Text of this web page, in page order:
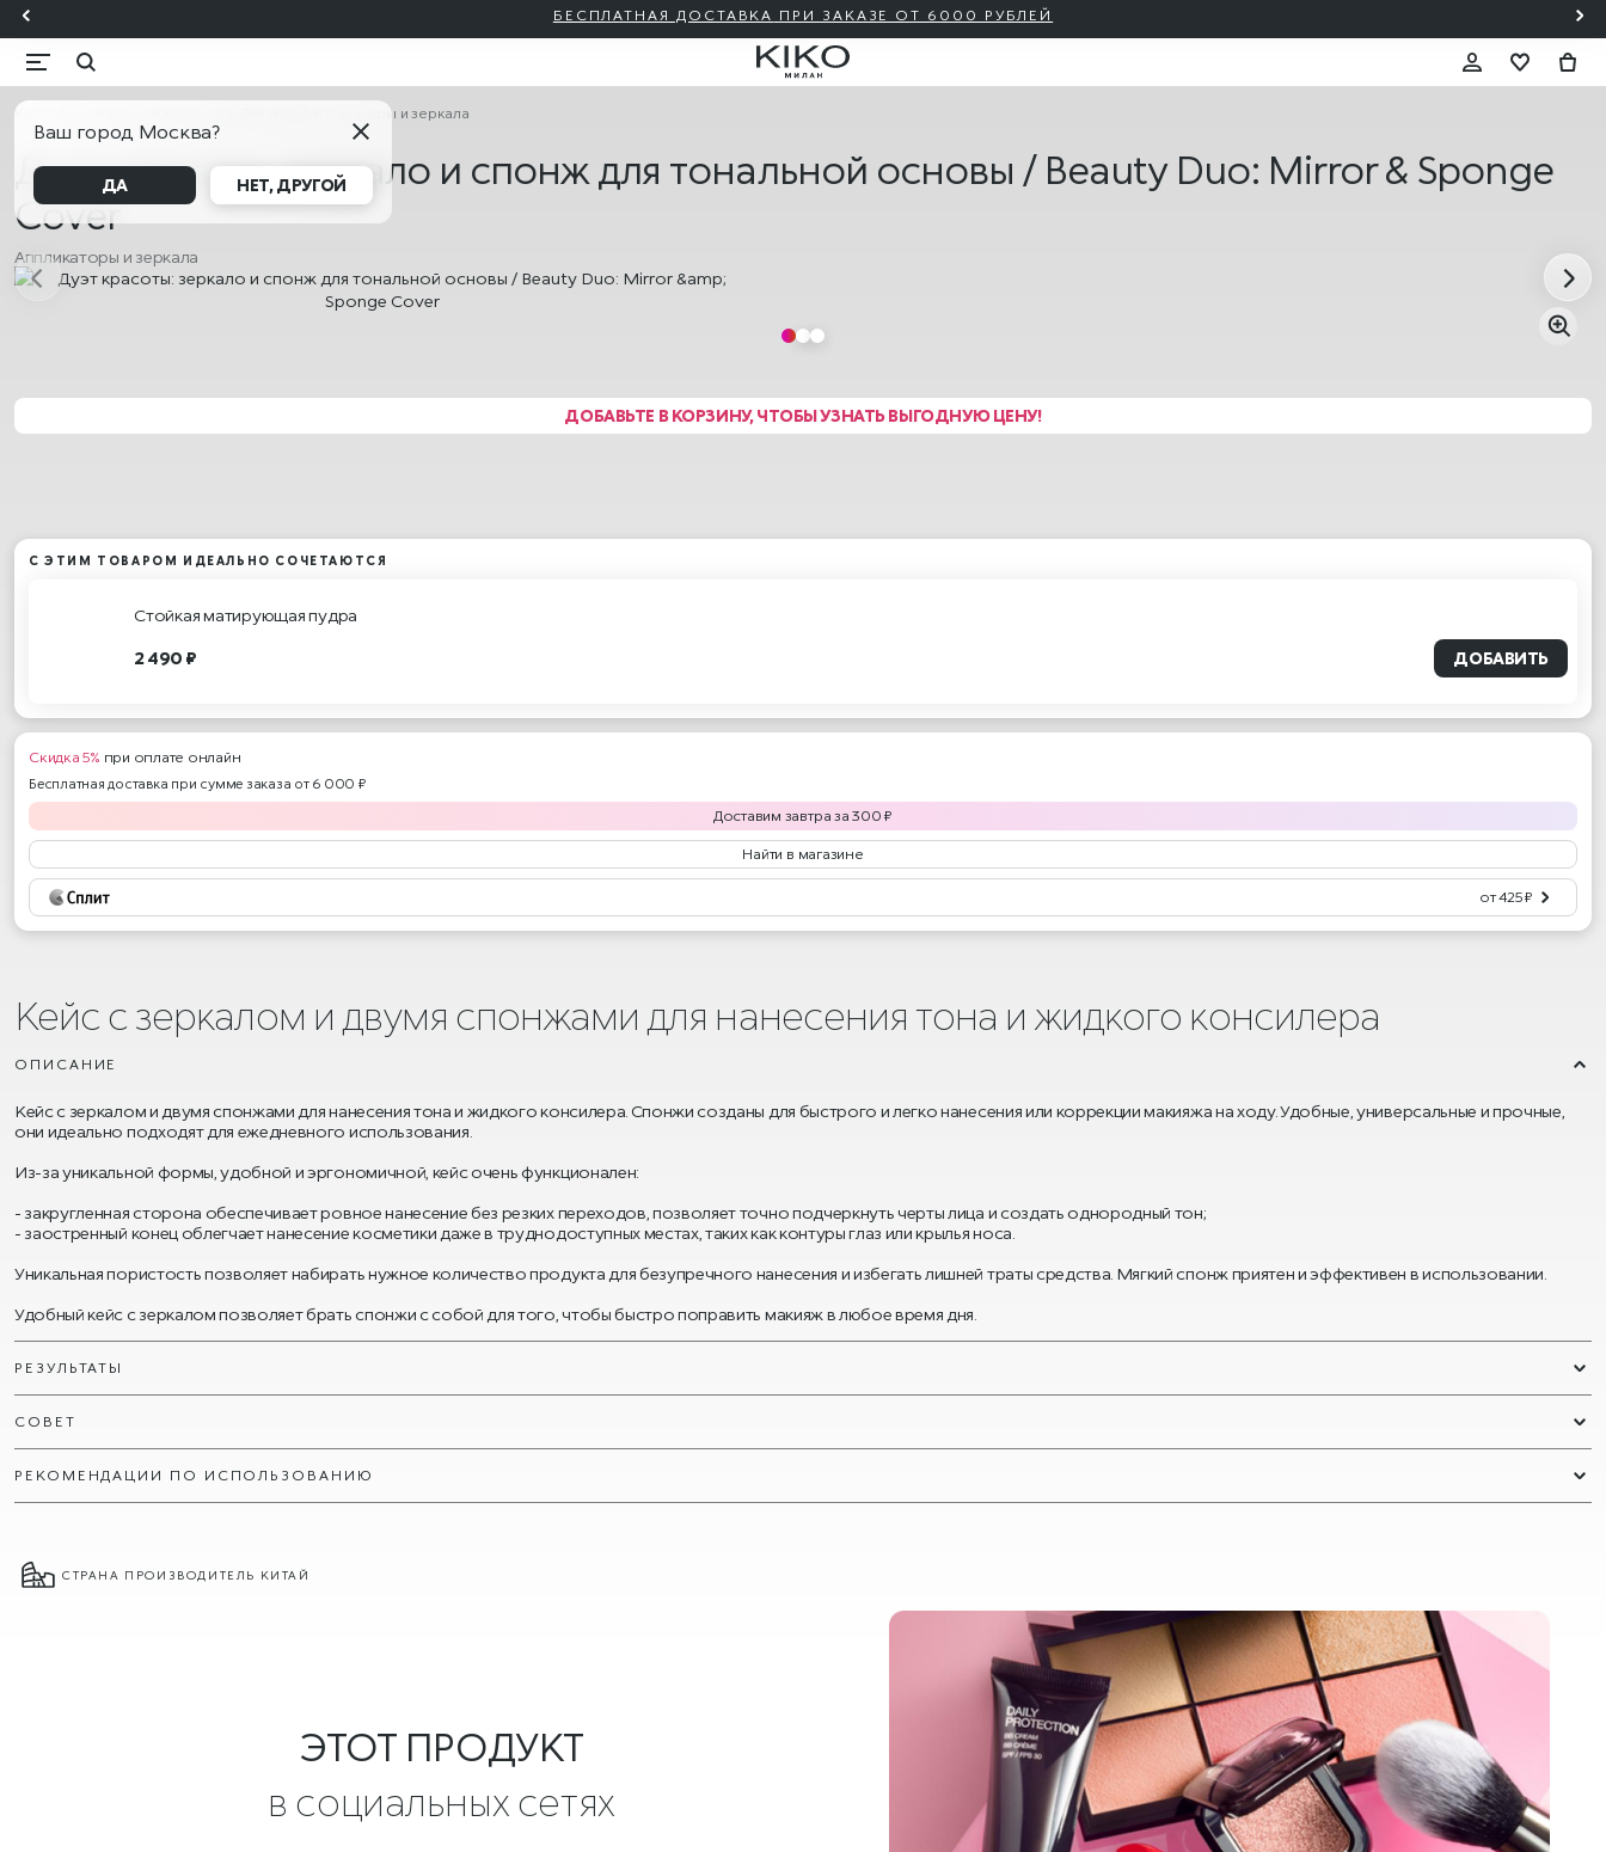
БЕСПЛАТНАЯ ДОСТАВКА ПРИ ЗАКАЗЕ ОТ 6000 РУБЛЕЙ
Ваш город Москва?
ДА НЕТ, ДРУГОЙ
KIKO Милан Аппликаторы и зеркала
Дуэт красоты: зеркало и спонж для тональной основы / Beauty Duo: Mirror & Sponge
Cover
Аппликаторы и зеркала
ДОБАВЬТЕ В КОРЗИНУ, ЧТОБЫ УЗНАТЬ ВЫГОДНУЮ ЦЕНУ!
С ЭТИМ ТОВАРОМ ИДЕАЛЬНО СОЧЕТАЮТСЯ
Стойкая матирующая пудра
2 490 ₽ ДОБАВИТЬ
Скидка 5% при оплате онлайн
Бесплатная доставка при сумме заказа от 6 000 ₽
Доставим завтра за300 ₽
Найти в магазине
от 425 ₽
Кейс с зеркалом и двумя спонжами для нанесения тона и жидкого консилера
ОПИСАНИЕ
Кейс с зеркалом и двумя спонжами для нанесения тона и жидкого консилера. Спонжи созданы для быстрого и легко нанесения или коррекции макияжа на ходу. Удобные, универсальные и прочные,
они идеально подходят для ежедневного использования.
Из-за уникальной формы, удобной и эргономичной, кейс очень функционален:
- закругленная сторона обеспечивает ровное нанесение без резких переходов, позволяет точно подчеркнуть черты лица и создать однородный тон;
- заостренный конец облегчает нанесение косметики даже в труднодоступных местах, таких как контуры глаз или крылья носа.
Уникальная пористость позволяет набирать нужное количество продукта для безупречного нанесения и избегать лишней траты средства. Мягкий спонж приятен и эффективен в использовании.
Удобный кейс с зеркалом позволяет брать спонжи с собой для того, чтобы быстро поправить макияж в любое время дня.
РЕЗУЛЬТАТЫ
СОВЕТ
РЕКОМЕНДАЦИИ ПО ИСПОЛЬЗОВАНИЮ
СТРАНА ПРОИЗВОДИТЕЛЬ КИТАЙ
ЭТОТ ПРОДУКТ
в социальных сетях